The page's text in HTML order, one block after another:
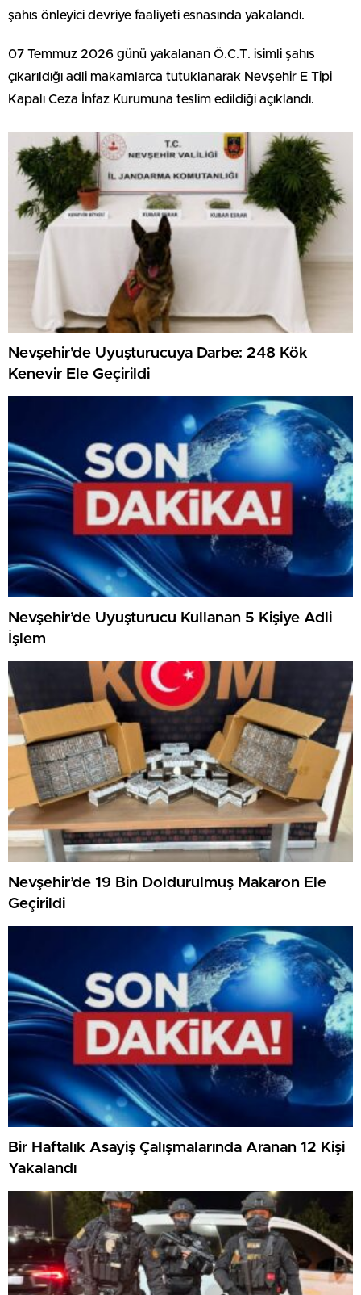
şahıs önleyici devriye faaliyeti esnasında yakalandı.
07 Temmuz 2026 günü yakalanan Ö.C.T. isimli şahıs
çıkarıldığı adli makamlarca tutuklanarak Nevşehir E Tipi
Kapalı Ceza İnfaz Kurumuna teslim edildiği açıklandı.
Nevşehir’de Uyuşturucuya Darbe: 248 Kök
Kenevir Ele Geçirildi
Nevşehir’de Uyuşturucu Kullanan 5 Kişiye Adli
İşlem
Nevşehir’de 19 Bin Doldurulmuş Makaron Ele
Geçirildi
Bir Haftalık Asayiş Çalışmalarında Aranan 12 Kişi
Yakalandı